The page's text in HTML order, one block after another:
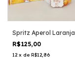
Spritz Aperol Laranja
R$125,00
12 x de R$12,86